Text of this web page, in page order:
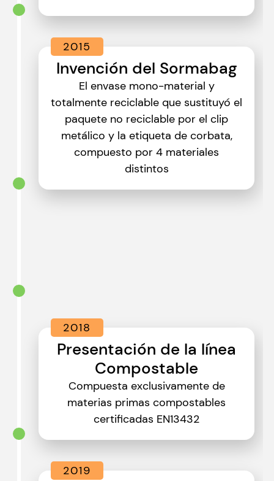
2015
Invención del Sormabag
El envase mono-material y
totalmente reciclable que sustituyó el
paquete no reciclable por el clip
metálico y la etiqueta de corbata,
compuesto por 4 materiales
distintos
2018
Presentación de la línea
Compostable
Compuesta exclusivamente de
materias primas compostables
certificadas EN13432
2019